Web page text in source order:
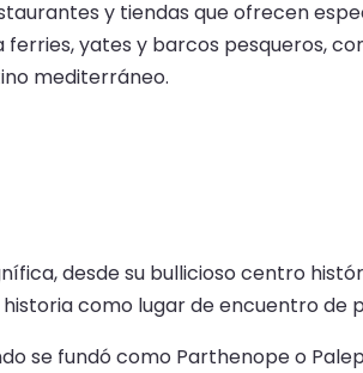
y tiendas que ofrecen
ferries, yates y barcos pesqueros,
mediterráneo.
desde su bullicioso centro
como lugar de encuentro de
se fundó como Parthenope o